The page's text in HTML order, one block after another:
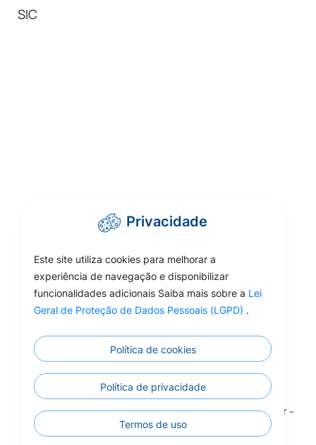
SIC
Todos os
Todos os Direitos Reservados - Prefeitura de Colíder -
2026
Privacidade
Este site utiliza cookies para melhorar a
experiência de navegação e disponibilizar
funcionalidades adicionais Saiba mais sobre a Lei
Geral de Proteção de Dados Pessoais (LGPD) .
Política de cookies
Política de privacidade
Termos de uso